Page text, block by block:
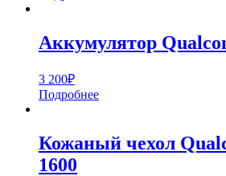
Аккумулятор
3 200₽
Подробнее
Кожаный чехол
1600